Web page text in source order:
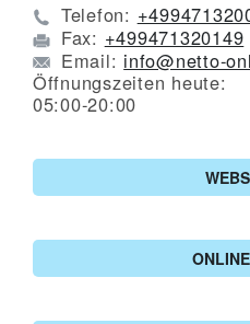
Telefon:
Fax: +499471320149
Email: info@netto-
Öffnungszeiten heute:
05:00-20:00